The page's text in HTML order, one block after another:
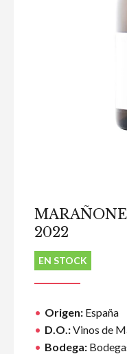
2022
EN STOCK
Origen: España
D.O.:Vinos de
Bodega: